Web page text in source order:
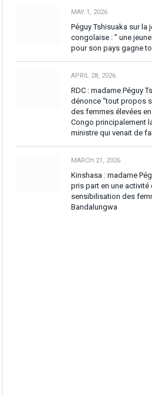
MAY 1, 2026
Péguy Tshisuaka sur la
congolaise : ” une
pour son pays gagne
APRIL 28, 2026
RDC : madame Péguy
dénonce “tout propos
des femmes élevées
Congo principalement
ministre qui venait de
MARCH 21, 2026
Kinshasa : madame
pris part en une activité
sensibilisation des
Bandalungwa